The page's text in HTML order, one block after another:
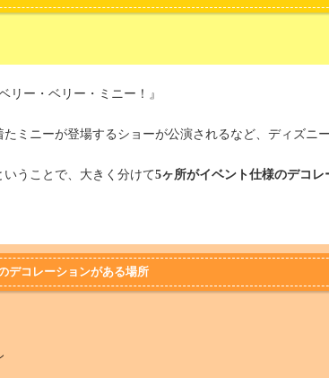
リー・ベリー・ミニー！』
ミニーが登場するショーが公演されるなど、ディズニ
うことで、大きく分けて5ヶ所がイベント仕様のデコレ
デコレーションがある場所